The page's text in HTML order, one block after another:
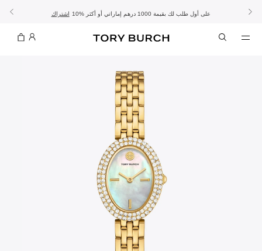
الموسم الجديد: إطلالات العملتسوّقي التشكيلة تشكيلة عيد الأضحىتسوقي اشتراك 10% على أول طلب لك بقيمة 1000 درهم إماراتي أو أكثر تفاصيل - الشحن المجاني تفاصيل - تسوق الآن واستلم في المتجر